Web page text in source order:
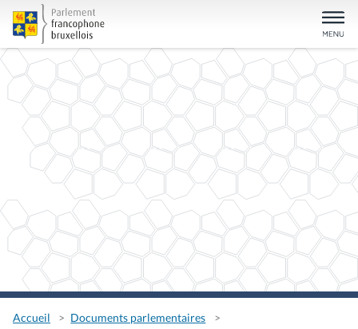
Accueil
Documents parlementaires